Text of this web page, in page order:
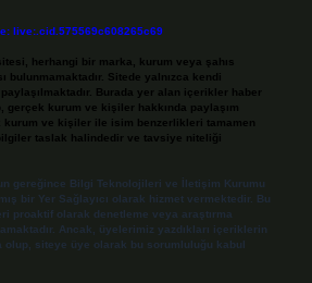
live:.cid.575569c608265c69
herhangi bir marka, kurum veya şahıs
bulunmamaktadır. Sitede yalnızca kendi
paylaşılmaktadır. Burada yer alan içerikler haber
gerçek kurum ve kişiler hakkında paylaşım
kurum ve kişiler ile isim benzerlikleri tamamen
taslak halindedir ve tavsiye niteliği
gereğince Bilgi Teknolojileri ve İletişim Kurumu
bir Yer Sağlayıcı olarak hizmet vermektedir. Bu
proaktif olarak denetleme veya araştırma
Ancak, üyelerimiz yazdıkları içeriklerin
olup, siteye üye olarak bu sorumluluğu kabul